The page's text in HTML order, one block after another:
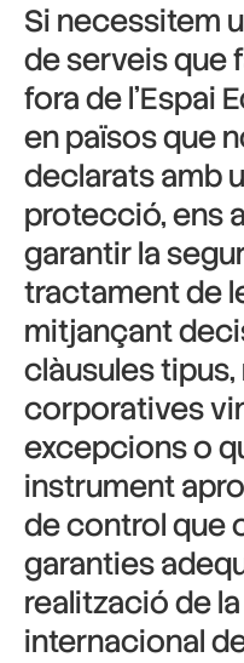
Si necessitem
de serveis que
fora de l’Espai
en països que
declarats amb
protecció, ens
garantir la
tractament de
mitjançant
clàusules
corporatives
excepcions o
instrument
de control que
garanties
realització de
internacional